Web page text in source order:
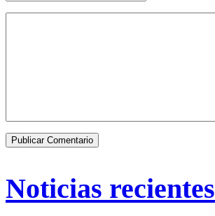
Noticias recientes